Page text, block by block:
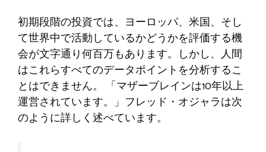
初期段階の投資では、ヨーロッパ、米国、そし
て世界中で活動しているかどうかを評価する機
会が文字通り何百万もあります。しかし、人間
はこれらすべてのデータポイントを分析するこ
とはできません。 「マザーブレインは10年以上
運営されています。」フレッド・オジャラは次
のように詳しく述べています。